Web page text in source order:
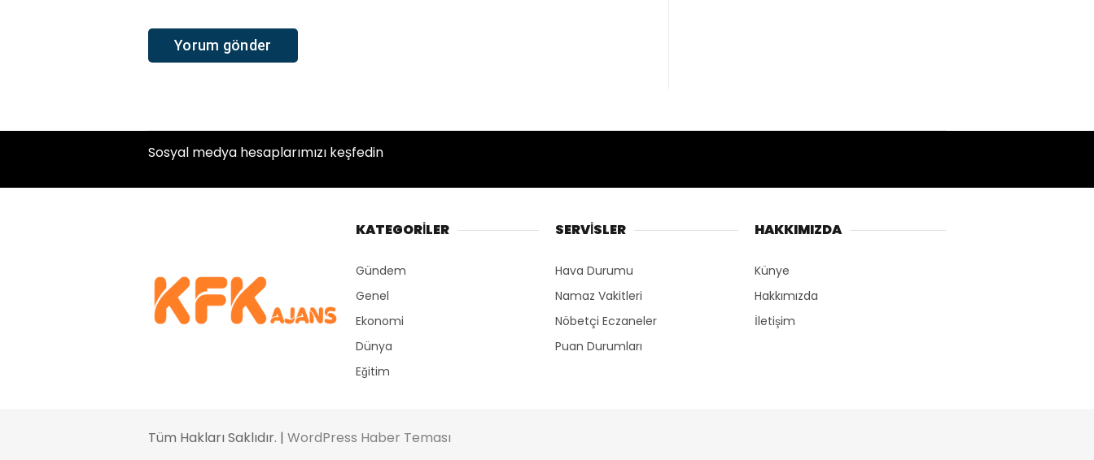
Sosyal medya hesaplarımızı keşfedin
KATEGORİLER
Gündem
Genel
Ekonomi
Dünya
Eğitim
SERVİSLER
Hava Durumu
Namaz Vakitleri
Nöbetçi Eczaneler
Puan Durumları
HAKKIMIZDA
Künye
Hakkımızda
İletişim
Tüm Hakları Saklıdır. | WordPress Haber Teması